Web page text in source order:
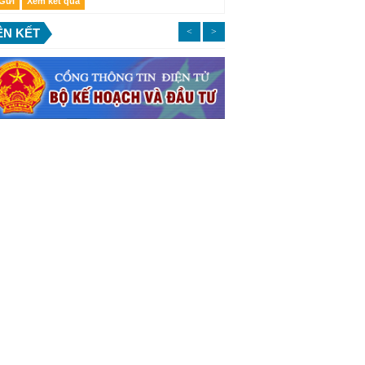
KẾT >
<